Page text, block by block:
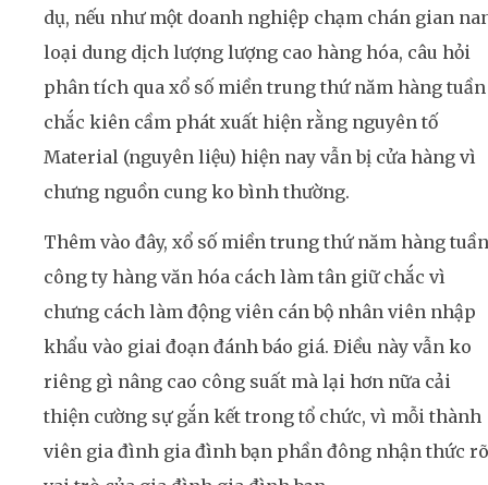
dụ, nếu như một doanh nghiệp chạm chán gian
loại dung dịch lượng lượng cao hàng hóa, câu hỏi
phân tích qua xổ số miền trung thứ năm hàng tuần
chắc kiên cầm phát xuất hiện rằng nguyên tố
Material (nguyên liệu) hiện nay vẫn bị cửa hàng vì
chưng nguồn cung ko bình thường.
Thêm vào đây, xổ số miền trung thứ năm hàng tuần
công ty hàng văn hóa cách làm tân giữ chắc vì
chưng cách làm động viên cán bộ nhân viên nhập
khẩu vào giai đoạn đánh báo giá. Điều này vẫn ko
riêng gì nâng cao công suất mà lại hơn nữa cải
thiện cường sự gắn kết trong tổ chức, vì mỗi thành
viên gia đình gia đình bạn phần đông nhận thức rõ